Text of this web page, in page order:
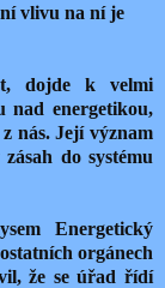
vlivu na ní je
dojde k velmi
nad energetikou,
nás. Její význam
do systému
Energetický
orgánech
že se úřad řídí